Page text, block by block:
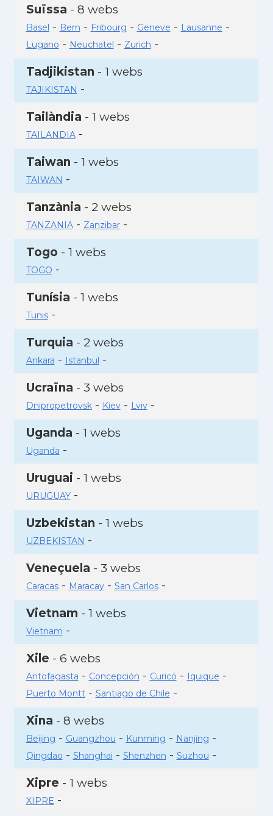
Suïssa - 8 webs
Basel - Bern - Fribourg - Geneve - Lausanne -
Lugano - Neuchatel - Zurich -
Tadjikistan - 1 webs
TAJIKISTAN -
Tailàndia - 1 webs
TAILANDIA-
Taiwan - 1 webs
TAIWAN -
Tanzània - 2 webs
TANZANIA- Zanzibar-
Togo - 1 webs
TOGO -
Tunísia - 1 webs
Tunis-
Turquia - 2 webs
Ankara - Istanbul -
Ucraïna - 3 webs
Dnipropetrovsk- Kiev- Lviv-
Uganda - 1 webs
Uganda -
Uruguai - 1 webs
URUGUAY-
Uzbekistan - 1 webs
UZBEKISTAN -
Veneçuela - 3 webs
Caracas- Maracay- San Carlos-
Vietnam - 1 webs
Vietnam -
Xile - 6 webs
Antofagasta - Concepción - Curicó - Iquique -
Puerto Montt- Santiago de Chile -
Xina - 8 webs
Beijing - Guangzhou - Kunming - Nanjing -
Qingdao - Shanghai - Shenzhen - Suzhou -
Xipre - 1 webs
XIPRE -